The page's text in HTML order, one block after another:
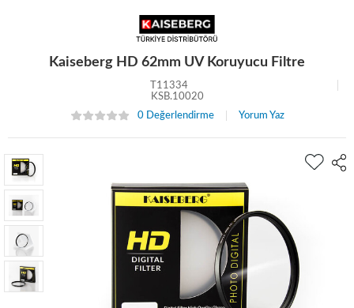
Kaiseberg HD 62mm UV Koruyucu Filtre
T11334
KSB.10020
0 Değerlendirme
Yorum Yaz